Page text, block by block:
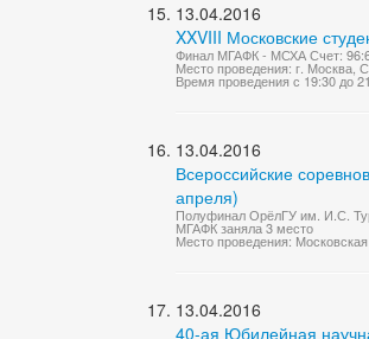
13.04.2016
XXVIII Московские
Финал МГАФК - МСХА Счет:
Место проведения: г. Москва,
Время проведения с 19:30 до
13.04.2016
Всероссийские
апреля)
Полуфинал ОрёлГУ им. И.С.
МГАФК заняла 3 место
Место проведения:
13.04.2016
40-ая Юбилейная